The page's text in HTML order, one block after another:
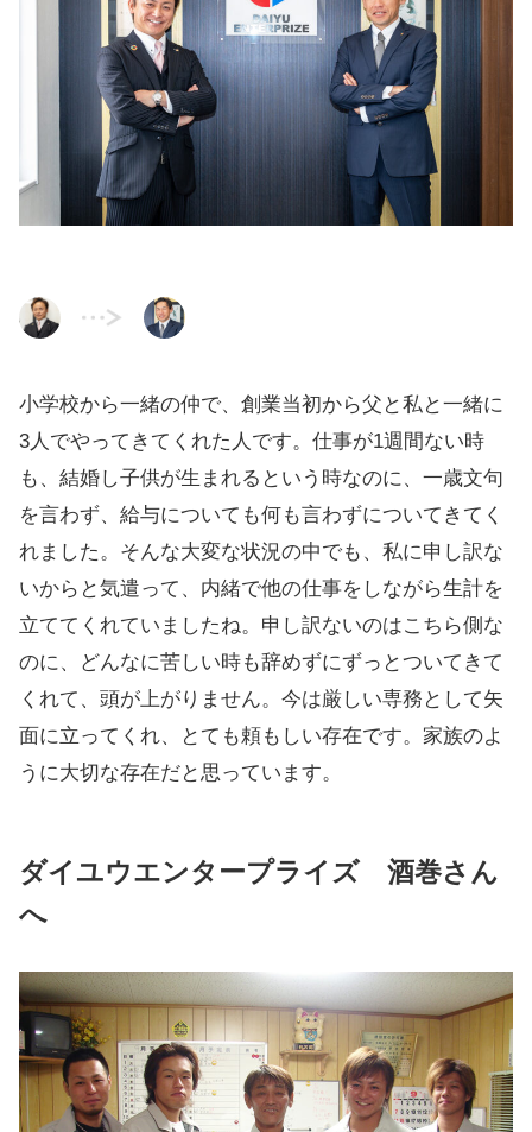
小学校から一緒の仲で、創業当初から父と私と一緒に
3人でやってきてくれた人です。仕事が1週間ない時
も、結婚し子供が生まれるという時なのに、一歳文句
を言わず、給与についても何も言わずについてきてく
れました。そんな大変な状況の中でも、私に申し訳な
いからと気遣って、内緒で他の仕事をしながら生計を
立ててくれていましたね。申し訳ないのはこちら側な
のに、どんなに苦しい時も辞めずにずっとついてきて
くれて、頭が上がりません。今は厳しい専務として矢
面に立ってくれ、とても頼もしい存在です。家族のよ
うに大切な存在だと思っています。
ダイユウエンタープライズ 酒巻さん
へ